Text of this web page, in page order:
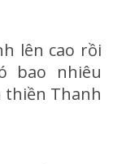
lên cao rồi
bao nhiêu
thiền Thanh